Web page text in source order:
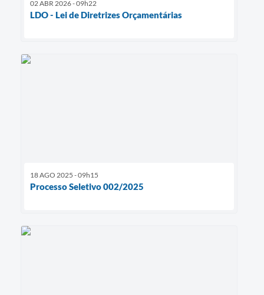
02 ABR 2026 - 09h22
LDO - Lei de Diretrizes Orçamentárias
18 AGO 2025 - 09h15
Processo Seletivo 002/2025